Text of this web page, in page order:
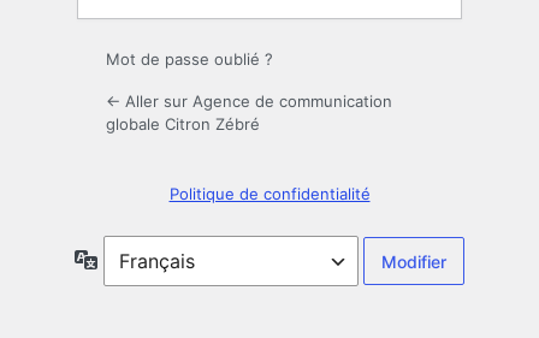
Mot de passe oublié ?
← Aller sur Agence de communication
globale Citron Zébré
Politique de confidentialité
Langue